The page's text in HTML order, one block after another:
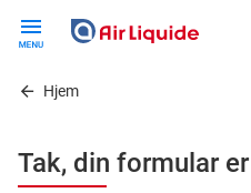
contentHjem
Tak, din formular